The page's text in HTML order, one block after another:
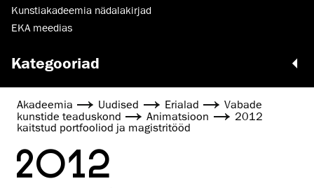
Kunstiakadeemia nädalakirjad
EKA meedias
Kategooriad
Akadeemia Uudised Erialad
Vabade
kunstide teaduskond
Animatsioon
2012
kaitstud portfooliod ja magistritööd
2012